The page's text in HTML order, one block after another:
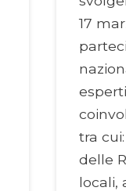
17
tra
delle
locali,